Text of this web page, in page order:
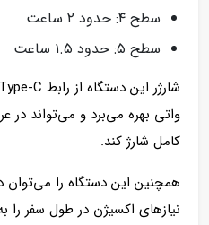
سطح ۴: حدود ۲ ساعت
سطح ۵: حدود ۱.۵ ساعت
واتی بهره می‌برد و می‌تواند
کامل شارژ کند.
همچنین این دستگاه را
نیازهای اکسیژن در طول سفر را